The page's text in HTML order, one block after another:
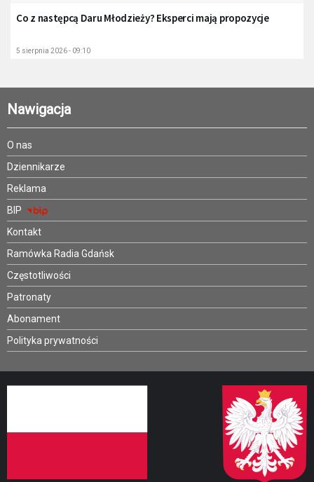
Co z następcą Daru Młodzieży? Eksperci mają propozycje
5 sierpnia 2026 - 09:10
Nawigacja
O nas
Dziennikarze
Reklama
BIP
Kontakt
Ramówka Radia Gdańsk
Częstotliwości
Patronaty
Abonament
Polityka prywatności